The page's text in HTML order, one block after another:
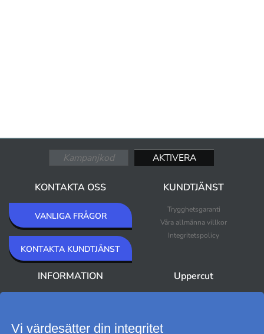
KONTAKTA OSS
VANLIGA FRÅGOR
KONTAKTA KUNDTJÄNST
KUNDTJÄNST
Trygghetsgaranti
Våra allmänna villkor
Integritetspolicy
INFORMATION Uppercut
Vi värdesätter din integritet